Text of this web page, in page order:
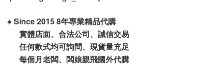
♠️ Since 2015 8年專業精品代購
實體店面、合法公司、誠信交易
任何款式均可詢問、現貨量充足
每個月老闆、闆娘親飛國外代購